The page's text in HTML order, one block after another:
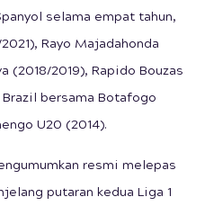
selama empat tahun,
Rayo Majadahonda
(2018/2019), Rapido Bouzas
bersama Botafogo
U20 (2014).
resmi melepas
putaran kedua Liga 1